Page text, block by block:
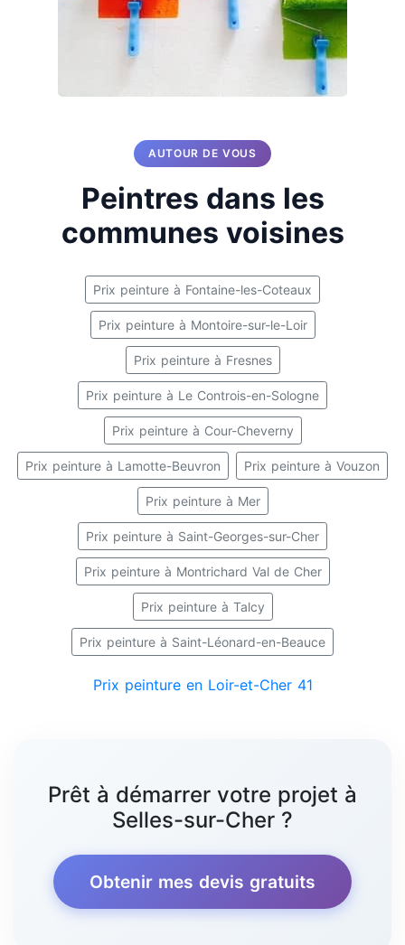
AUTOUR DE VOUS
Peintres dans les
communes voisines
Prix peinture à Fontaine-les-Coteaux
Prix peinture à Montoire-sur-le-Loir
Prix peinture à Fresnes
Prix peinture à Le Controis-en-Sologne
Prix peinture à Cour-Cheverny
Prix peinture à Lamotte-Beuvron Prix peinture à Vouzon
Prix peinture à Mer
Prix peinture à Saint-Georges-sur-Cher
Prix peinture à Montrichard Val de Cher
Prix peinture à Talcy
Prix peinture à Saint-Léonard-en-Beauce
Prix peinture en Loir-et-Cher 41
Prêt à démarrer votre projet à
Selles-sur-Cher ?
Obtenir mes devis gratuits